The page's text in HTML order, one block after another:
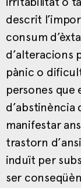
descrit
consum
d’alteracions
pànic o
persones que
d’abstinència
manifestar
trastorn
induït per
ser